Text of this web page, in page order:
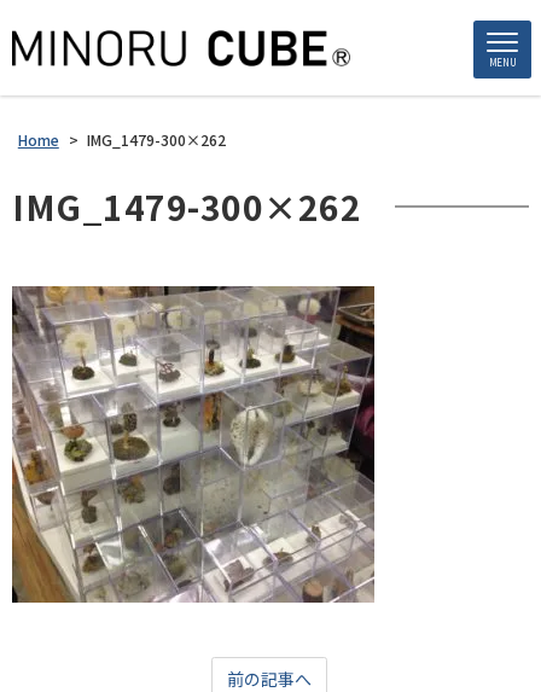
MENU
Home > IMG_1479-300×262
IMG_1479-300×262
前の記事へ